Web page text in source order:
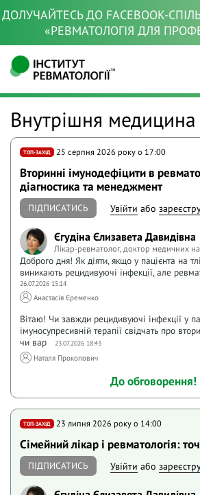
ДОЛУЧАЙТЕСЬ ДО FACEBOOK-
«РЕВМАТОЛОГІЯ ДЛЯ
Внутрішня медицина
ТОП-ЗАХІД 25 серпня 2026 року o 17:00
Вторинні імунодефіцити в
діагностика та менеджмент
ПІДПИСАТИСЬ Увійти або
Єгудіна Єлизавета Давидівна
Лікар-ревматолог, доктор медичних
Доброго дня! Як діяти, якщо у пацієнта на
виникають рецидивуючі інфекції, але
26.07.2026 15:14
Анастасія Єременко
Вітаю! Чи завжди рецидивуючі інфекції у
імуносупресивній терапії свідчать про
чи вар
23.07.2026 18:43
Наталя Прокопович
До обговорення!
ТОП-ЗАХІД 23 липня 2026 року o 14:00
Сімейний лікар і ревматологія:
ПІДПИСАТИСЬ Увійти або